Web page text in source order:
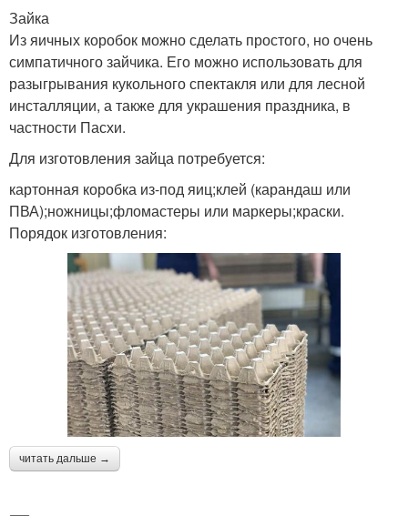
Зайка
Из яичных коробок можно сделать простого, но очень
симпатичного зайчика. Его можно использовать для
разыгрывания кукольного спектакля или для лесной
инсталляции, а также для украшения праздника, в
частности Пасхи.
Для изготовления зайца потребуется:
картонная коробка из-под яиц;клей (карандаш или
ПВА);ножницы;фломастеры или маркеры;краски.
Порядок изготовления:
читать дальше →